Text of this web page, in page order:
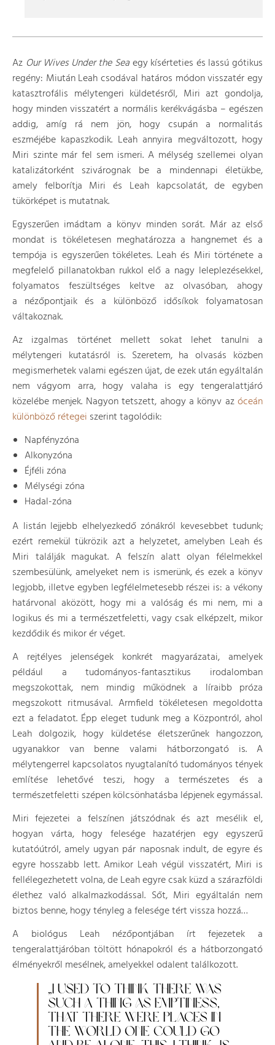
Az Our Wives Under the Seaegy kísérteties és lassú gótikus
regény: Miután Leah csodával határos módon visszatér egy
katasztrofális mélytengeri küldetésről, Miri azt gondolja,
hogy minden visszatért a normális kerékvágásba – egészen
addig, amíg rá nem jön, hogy csupán a normalitás
eszméjébe kapaszkodik. Leah annyira megváltozott, hogy
Miri szinte már fel sem ismeri. A mélység szellemei olyan
katalizátorként szivárognak be a mindennapi életükbe,
amely felborítja Miri és Leah kapcsolatát, de egyben
tükörképet is mutatnak.
Egyszerűen imádtam a könyv minden sorát. Már az első
mondat is tökéletesen meghatározza a hangnemet és a
tempója is egyszerűen tökéletes. Leah és Miri története a
megfelelő pillanatokban rukkol elő a nagy leleplezésekkel,
folyamatos feszültséges keltve az olvasóban, ahogy
a nézőpontjaik és a különböző idősíkok folyamatosan
váltakoznak.
Az izgalmas történet mellett sokat lehet tanulni a
mélytengeri kutatásról is. Szeretem, ha olvasás közben
megismerhetek valami egészen újat, de ezek után egyáltalán
nem vágyom arra, hogy valaha is egy tengeralattjáró
közelébe menjek. Nagyon tetszett, ahogy a könyv azóceán
különböző rétegei szerint tagolódik:
Napfényzóna
Alkonyzóna
Éjféli zóna
Mélységi zóna
Hadal-zóna
A listán lejjebb elhelyezkedő zónákról kevesebbet tudunk;
ezért remekül tükrözik azt a helyzetet, amelyben Leah és
Miri találják magukat. A felszín alatt olyan félelmekkel
szembesülünk, amelyeket nem is ismerünk, és ezek a könyv
legjobb, illetve egyben legfélelmetesebb részei is: a vékony
határvonal aközött, hogy mi a valóság és mi nem, mi a
logikus és mi a természetfeletti, vagy csak elképzelt, mikor
kezdődik és mikor ér véget.
A rejtélyes jelenségek konkrét magyarázatai, amelyek
például a tudományos-fantasztikus irodalomban
megszokottak, nem mindig működnek a líraibb próza
megszokott ritmusával. Armfield tökéletesen megoldotta
ezt a feladatot. Épp eleget tudunk meg a Központról, ahol
Leah dolgozik, hogy küldetése életszerűnek hangozzon,
ugyanakkor van benne valami hátborzongató is. A
mélytengerrel kapcsolatos nyugtalanító tudományos tények
említése lehetővé teszi, hogy a természetes és a
természetfeletti szépen kölcsönhatásba lépjenek egymással.
Miri fejezetei a felszínen játszódnak és azt mesélik el,
hogyan várta, hogy felesége hazatérjen egy egyszerű
kutatóútról, amely ugyan pár naposnak indult, de egyre és
egyre hosszabb lett. Amikor Leah végül visszatért, Miri is
fellélegezhetett volna, de Leah egyre csak küzd a szárazföldi
élethez való alkalmazkodással. Sőt, Miri egyáltalán nem
biztos benne, hogy tényleg a felesége tért vissza hozzá…
A biológus Leah nézőpontjában írt fejezetek a
tengeralattjáróban töltött hónapokról és a hátborzongató
élményekről mesélnek, amelyekkel odalent találkozott.
„I USED TO THINK THERE WAS
SUCH A THING AS EMPTINESS,
THAT THERE WERE PLACES IN
THE WORLD ONE COULD GO